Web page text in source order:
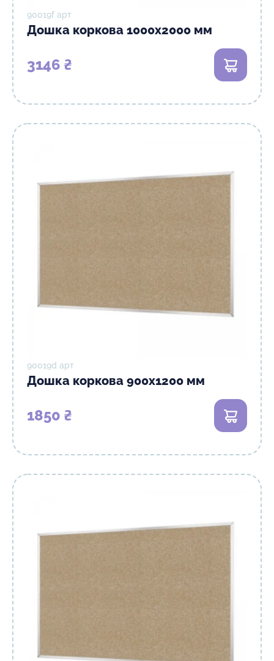
90019f арт
Дошка коркова 1000х2000 мм
3146 ₴
90019d арт
Дошка коркова 900х1200 мм
1850 ₴